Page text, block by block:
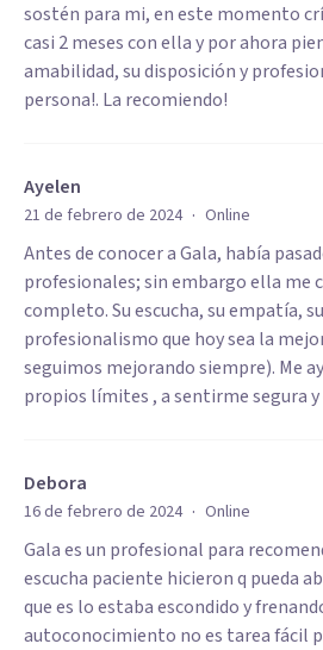
sostén para mi, en este momento
casi 2 meses con ella y por ahora
amabilidad, su disposición y
persona!. La recomiendo!
Ayelen
21 de febrero de 2024 · Online
Antes de conocer a Gala, había
profesionales; sin embargo ella me
completo. Su escucha, su empatía,
profesionalismo que hoy sea la
seguimos mejorando siempre). Me
propios límites , a sentirme segura y
Debora
16 de febrero de 2024 · Online
Gala es un profesional para
escucha paciente hicieron q pueda
que es lo estaba escondido y
autoconocimiento no es tarea fácil